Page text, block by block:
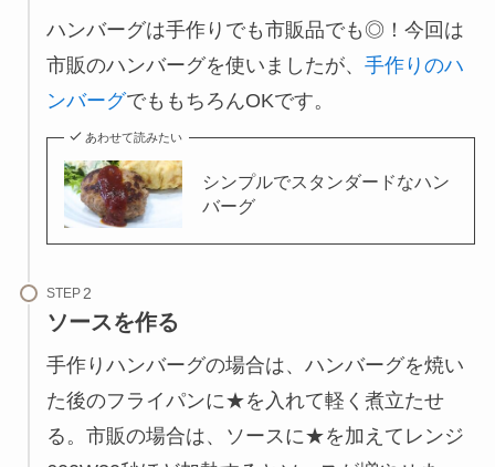
ハンバーグは手作りでも市販品でも◎！今回は
市販のハンバーグを使いましたが、 手作りのハ
ンバーグでももちろんOKです。
あわせて読みたい
シンプルでスタンダードなハン
バーグ
STEP
ソースを作る
手作りハンバーグの場合は、ハンバーグを焼い
た後のフライパンに★を入れて軽く煮立たせ
る。市販の場合は、ソースに★を加えてレンジ